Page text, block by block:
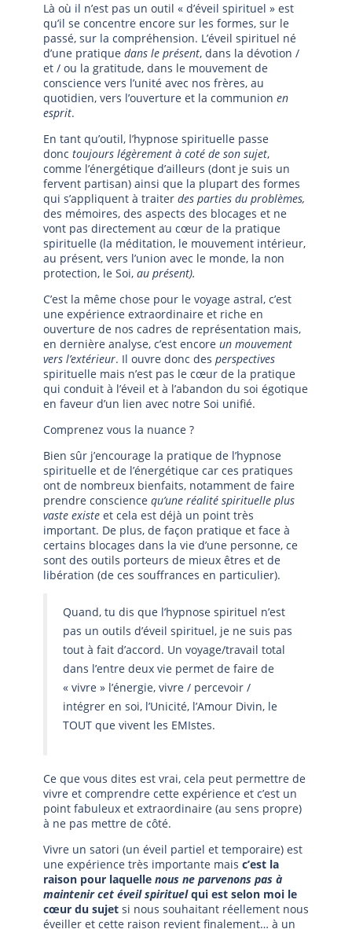
Là où il n’est pas un outil « d’éveil spirituel » est
qu’il se concentre encore sur les formes, sur le
passé, sur la compréhension. L’éveil spirituel né
d’une pratique dans le présent, dans la dévotion /
et / ou la gratitude, dans le mouvement de
conscience vers l’unité avec nos frères, au
quotidien, vers l’ouverture et la communion en
esprit.
En tant qu’outil, l’hypnose spirituelle passe
donc toujours légèrement à coté de son sujet,
comme l’énergétique d’ailleurs (dont je suis un
fervent partisan) ainsi que la plupart des formes
qui s’appliquent à traiter des parties du problèmes,
des mémoires, des aspects des blocages et ne
vont pas directement au cœur de la pratique
spirituelle (la méditation, le mouvement intérieur,
au présent, vers l’union avec le monde, la non
protection, le Soi, au présent).
C’est la même chose pour le voyage astral, c’est
une expérience extraordinaire et riche en
ouverture de nos cadres de représentation mais,
en dernière analyse, c’est encore un mouvement
vers l’extérieur. Il ouvre donc des perspectives
spirituelle mais n’est pas le cœur de la pratique
qui conduit à l’éveil et à l’abandon du soi égotique
en faveur d’un lien avec notre Soi unifié.
Comprenez vous la nuance ?
Bien sûr j’encourage la pratique de l’hypnose
spirituelle et de l’énergétique car ces pratiques
ont de nombreux bienfaits, notamment de faire
prendre conscience qu’une réalité spirituelle plus
vaste existe et cela est déjà un point très
important. De plus, de façon pratique et face à
certains blocages dans la vie d’une personne, ce
sont des outils porteurs de mieux êtres et de
libération (de ces souffrances en particulier).
Quand, tu dis que l’hypnose spirituel n’est
pas un outils d’éveil spirituel, je ne suis pas
tout à fait d’accord. Un voyage/travail total
dans l’entre deux vie permet de faire de
« vivre » l’énergie, vivre / percevoir /
intégrer en soi, l’Unicité, l’Amour Divin, le
TOUT que vivent les EMIstes.
Ce que vous dites est vrai, cela peut permettre de
vivre et comprendre cette expérience et c’est un
point fabuleux et extraordinaire (au sens propre)
à ne pas mettre de côté.
Vivre un satori (un éveil partiel et temporaire) est
une expérience très importante mais c’est la
raison pour laquelle nous ne parvenons pas à
maintenir cet éveil spirituelqui est selon moi le
cœur du sujet si nous souhaitant réellement nous
éveiller et cette raison revient finalement… à un